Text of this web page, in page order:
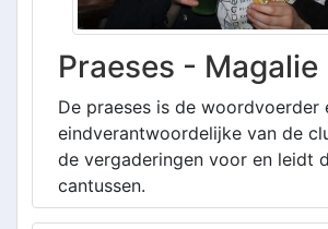
Praeses - Magalie
De praeses is de woordvoerder
eindverantwoordelijke van de
de vergaderingen voor en leidt
cantussen.